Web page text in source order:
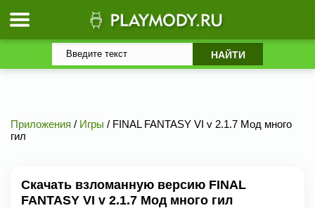
Приложения / Игры / FINAL FANTASY VI v 2.1.7 Мод много
гил
Скачать взломанную версию FINAL
FANTASY VI v 2.1.7 Мод много гил